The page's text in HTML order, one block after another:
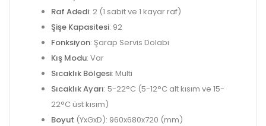
Raf Adedi: 2 (1 sabit ve 1 kayar raf)
Şişe Kapasitesi: 92
Fonksiyon: Şarap Servis Dolabı
Kış Modu: Var
Sıcaklık Bölgesi: Multi
Sıcaklık Ayarı: 5-22°C (5-12°C alt kısım ve 15-
22°C üst kısım)
Boyut (YxGxD): 960x680x720 (mm)